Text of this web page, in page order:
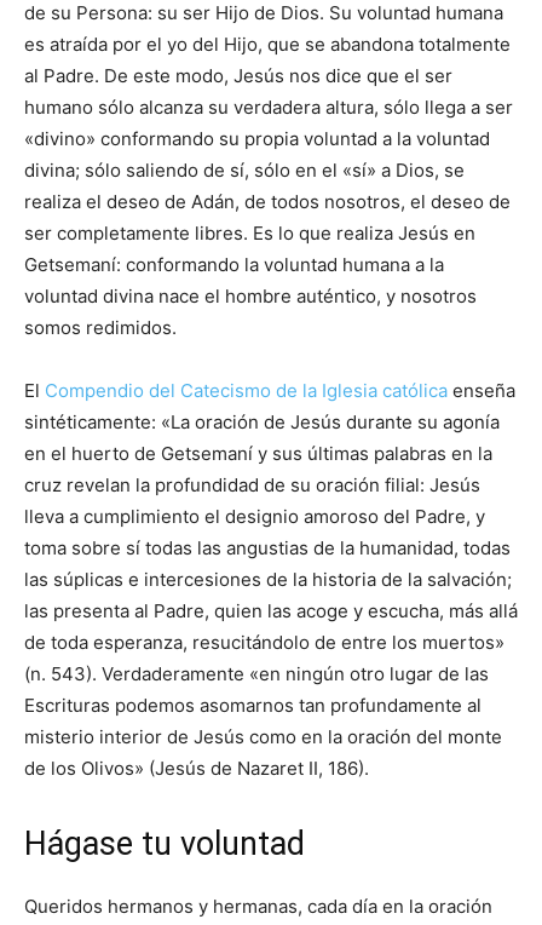
de su Persona: su ser Hijo de Dios. Su voluntad humana
es atraída por el yo del Hijo, que se abandona totalmente
al Padre. De este modo, Jesús nos dice que el ser
humano sólo alcanza su verdadera altura, sólo llega a ser
«divino» conformando su propia voluntad a la voluntad
divina; sólo saliendo de sí, sólo en el «sí» a Dios, se
realiza el deseo de Adán, de todos nosotros, el deseo de
ser completamente libres. Es lo que realiza Jesús en
Getsemaní: conformando la voluntad humana a la
voluntad divina nace el hombre auténtico, y nosotros
somos redimidos.
El Compendio del Catecismo de la Iglesia católica enseña
sintéticamente: «La oración de Jesús durante su agonía
en el huerto de Getsemaní y sus últimas palabras en la
cruz revelan la profundidad de su oración filial: Jesús
lleva a cumplimiento el designio amoroso del Padre, y
toma sobre sí todas las angustias de la humanidad, todas
las súplicas e intercesiones de la historia de la salvación;
las presenta al Padre, quien las acoge y escucha, más allá
de toda esperanza, resucitándolo de entre los muertos»
(n. 543). Verdaderamente «en ningún otro lugar de las
Escrituras podemos asomarnos tan profundamente al
misterio interior de Jesús como en la oración del monte
de los Olivos» (Jesús de Nazaret II, 186).
Hágase tu voluntad
Queridos hermanos y hermanas, cada día en la oración